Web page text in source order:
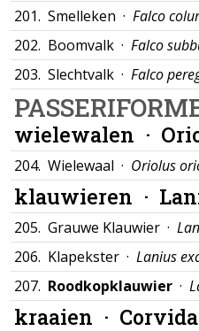
201. Smelleken · Falco
202. Boomvalk · Falco
203. Slechtvalk · Falco
wielewalen ·
204. Wielewaal · Oriolus
klauwieren ·
205. Grauwe Klauwier ·
206. Klapekster · Lanius
207. Roodkopklauwier ·
kraaien ·